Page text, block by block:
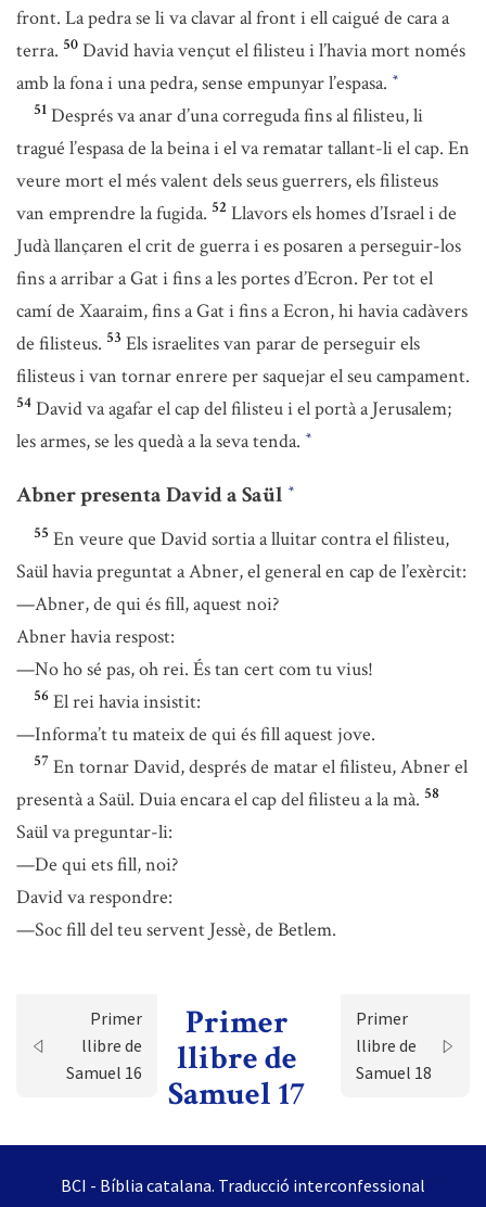
front. La pedra se li va clavar al front i ell caigué de cara a
terra. 50 David havia vençut el filisteu i l’havia mort només
amb la fona i una pedra, sense empunyar l’espasa. *
51 Després va anar d’una correguda fins al filisteu, li
tragué l’espasa de la beina i el va rematar tallant-li el cap. En
veure mort el més valent dels seus guerrers, els filisteus
van emprendre la fugida. 52 Llavors els homes d’Israel i de
Judà llançaren el crit de guerra i es posaren a perseguir-los
fins a arribar a Gat i fins a les portes d’Ecron. Per tot el
camí de Xaaraim, fins a Gat i fins a Ecron, hi havia cadàvers
de filisteus. 53 Els israelites van parar de perseguir els
filisteus i van tornar enrere per saquejar el seu campament.
54 David va agafar el cap del filisteu i el portà a Jerusalem;
les armes, se les quedà a la seva tenda. *
Abner presenta David a Saül *
55 En veure que David sortia a lluitar contra el filisteu,
Saül havia preguntat a Abner, el general en cap de l’exèrcit:
—Abner, de qui és fill, aquest noi?
Abner havia respost:
—No ho sé pas, oh rei. És tan cert com tu vius!
56 El rei havia insistit:
—Informa’t tu mateix de qui és fill aquest jove.
57 En tornar David, després de matar el filisteu, Abner el
presentà a Saül. Duia encara el cap del filisteu a la mà. 58
Saül va preguntar-li:
—De qui ets fill, noi?
David va respondre:
—Soc fill del teu servent Jessè, de Betlem.
Primer
llibre de
Samuel 16
Primer
llibre de
Samuel 17
Primer
llibre de
Samuel 18
BCI - Bíblia catalana. Traducció interconfessional